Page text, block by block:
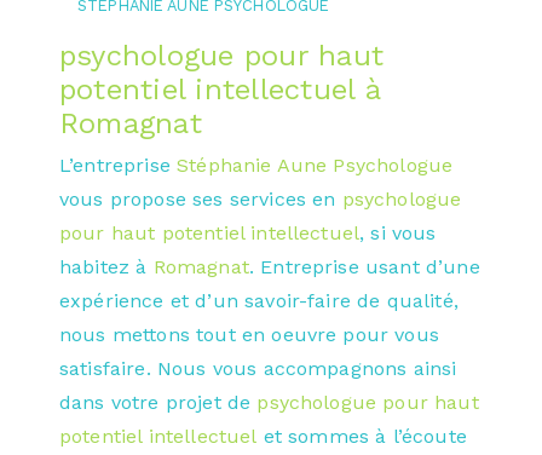
STÉPHANIE AUNE PSYCHOLOGUE
psychologue pour haut
potentiel intellectuel à
Romagnat
L’entrepriseStéphanie Aune Psychologue
vous propose ses services en psychologue
pour haut potentiel intellectuel, si vous
habitez à Romagnat. Entreprise usant d’une
expérience et d’un savoir-faire de qualité,
nous mettons tout en oeuvre pour vous
satisfaire. Nous vous accompagnons ainsi
dans votre projet de psychologue pour haut
potentiel intellectuel et sommes à l’écoute